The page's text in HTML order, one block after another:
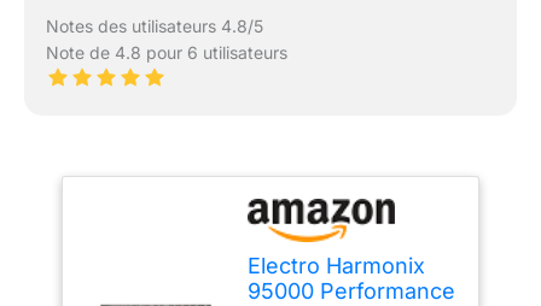
Notes des utilisateurs 4.8/5
Note de 4.8 pour 6 utilisateurs
Electro Harmonix
95000 Performance